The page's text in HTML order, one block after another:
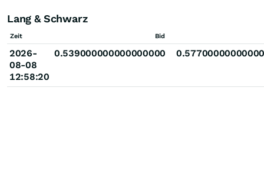
Lang & Schwarz
Zeit Bid
2026-
08-08
12:58:20
0.539000000000000000